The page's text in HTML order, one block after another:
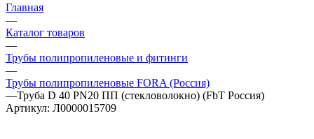
Главная
—
Каталог товаров
—
Трубы полипропиленовые и фитинги
—
Трубы полипропиленовые FORA (Россия)
—Труба D 40 PN20 ПП (стекловолокно) (FbT Россия)
Артикул: Л0000015709